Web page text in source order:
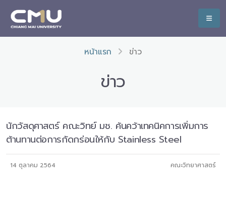
หน้าแรก ข่าว
ข่าว
นักวัสดุศาสตร์ คณะวิทย์ มช. ค้นคว้าเทคนิคการเพิ่มการ
ต้านทานต่อการกัดกร่อนให้กับ Stainless Steel
14 ตุลาคม 2564 คณะวิทยาศาสตร์